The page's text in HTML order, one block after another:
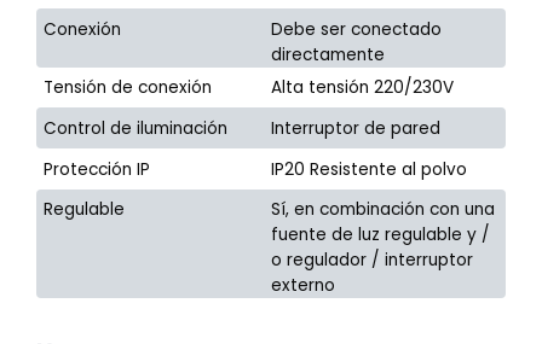
Conexión
Debe ser conectado
directamente
Tensión de conexión
Alta tensión 220/230V
Control de iluminación
Interruptor de pared
Protección IP
IP20 Resistente al polvo
Regulable
Sí, en combinación con una
fuente de luz regulable y /
o regulador / interruptor
externo